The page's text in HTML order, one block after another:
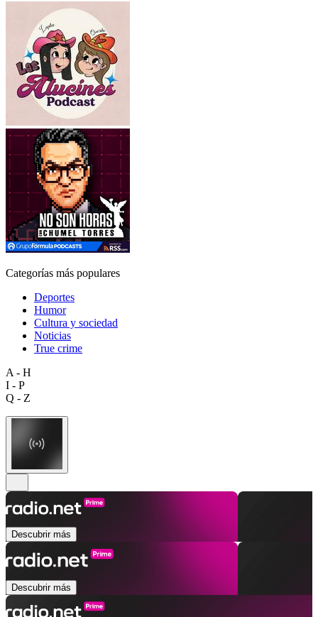
Categorías más populares
Deportes
Humor
Cultura y sociedad
Noticias
True crime
A - H
I - P
Q - Z
Descubrir más
Descubrir más